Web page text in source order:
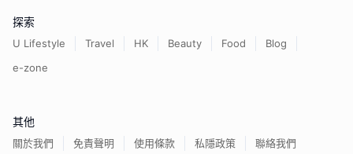
探索
U Lifestyle Travel HK Beauty Food
Blog
e-zone
其他
關於我們 免責聲明 使用條款 私隱政策 聯絡我們